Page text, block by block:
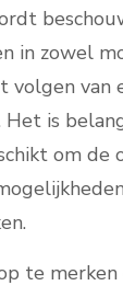
in zowel
volgen
Het is
om de
te